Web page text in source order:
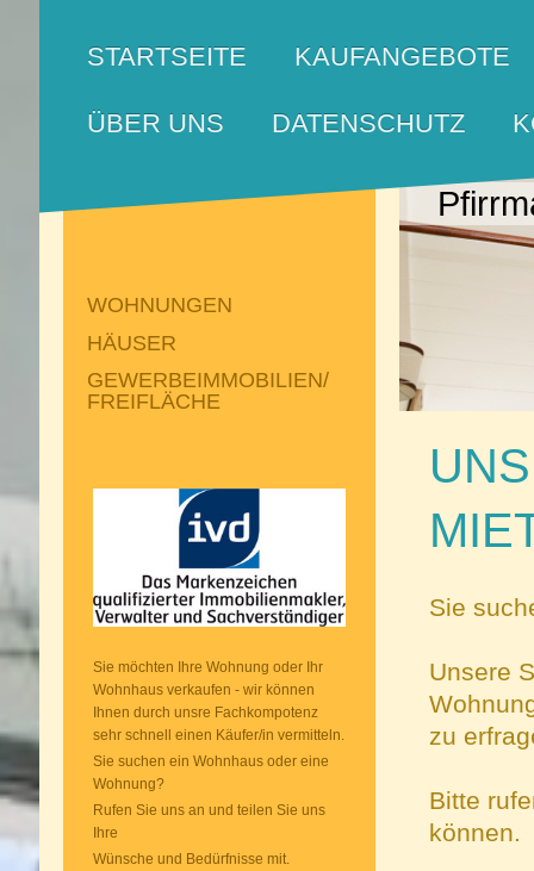
STARTSEITE KAUFANGEBOTE
ÜBER UNS DATENSCHUTZ
Sie
Unsere
zu
Bitte
können.
WOHNUNGEN
HÄUSER
GEWERBEIMMOBILIEN/
FREIFLÄCHE
Sie möchten Ihre Wohnung oder Ihr
Wohnhaus verkaufen - wir können
Ihnen durch unsre Fachkompotenz
sehr schnell einen Käufer/in vermitteln.
Sie suchen ein Wohnhaus oder eine
Wohnung?
Rufen Sie uns an und teilen Sie uns
Ihre
Wünsche und Bedürfnisse mit.